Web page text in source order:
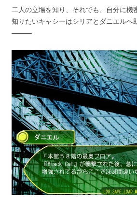
二人の立場を知り、それでも、自分に機
知りたいキャシーはシリアとダニエルへ
―――